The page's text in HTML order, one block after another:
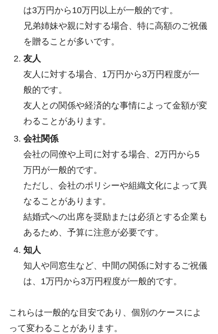
は3万円から10万円以上が一般的です。
兄弟姉妹や親に対する場合、特に高額のご祝儀
を贈ることが多いです。
友人
友人に対する場合、1万円から3万円程度が一
般的です。
友人との関係や経済的な事情によって金額が変
わることがあります。
会社関係
会社の同僚や上司に対する場合、2万円から5
万円が一般的です。
ただし、会社のポリシーや組織文化によって異
なることがあります。
結婚式への出席を奨励または必須とする企業も
あるため、予算に注意が必要です。
知人
知人や同窓生など、中間の関係に対するご祝儀
は、1万円から3万円程度が一般的です。
これらは一般的な目安であり、個別のケースによ
って変わることがあります。